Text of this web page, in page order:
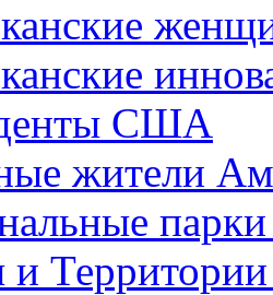
США
жители
и